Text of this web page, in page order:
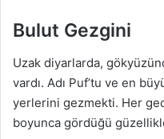
Bulut Gezgini
Uzak diyarlarda,
vardı. Adı Puf’tu ve en
yerlerini gezmekti. Her
boyunca gördüğü